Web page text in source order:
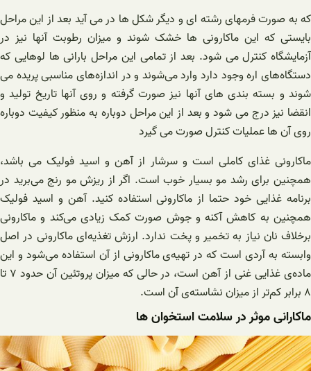
که به صورت فرمهای رشته ای و دیگر شکل ها در می آید بعد از این مراحل
بایستی که این ماکارونی ها خشک شوند و میزان رطوبت آنها نیز در
آزمایشگاه کنترل می شود. بعد از تمامی این مراحل بارانی ها لوهایی که
دستگاه‌های اره وجود دارد وارد می‌شوند و در اندازه‌های مناسبی پریده می
شوند و بسته بندی های آنها نیز صورت گرفته و روی آنها تاریخ تولید و
انقضا نیز درج می شود و بعد از این مراحل دوباره به منظور کیفیت دوباره
روی آن ها عملیات کنترل صورت می گیرد
ماکارونی غذای کاملی است و سرشار از آهن و اسید فولیک می باشد،
همچنین برای رشد مو بسیار خوب است. اگر از ریزش مو رنج می‌برید در
برنامه غذایی خود حتما از ماکارونی استفاده کنید. آهن و اسید فولیک
همچنین به کاهش آکنه و جوش صورت کمک زیادی می‌کند و ماکارونی
برخلاف نان نیاز به تخمیر و پخت ندارد. ارزش تغذیه‌ای ماکارونی در اصل
وابسته به آردی است که در تهیه‌ی ماکارونی از آن استفاده می‌شود و این
ماده‌ی غذایی غنی از آهن است، در حالی که میزان پروتئین آن حدود ۷ تا
۸ برابر کم‌تر از میزان نشاسته‌ی آن است.
ماکارانی موثر در سلامت استخوان ها